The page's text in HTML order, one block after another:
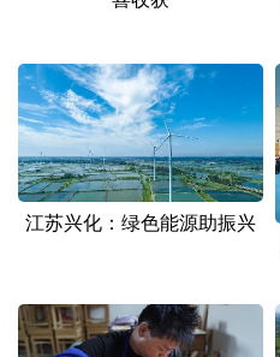
江苏兴化：绿色能源助振兴